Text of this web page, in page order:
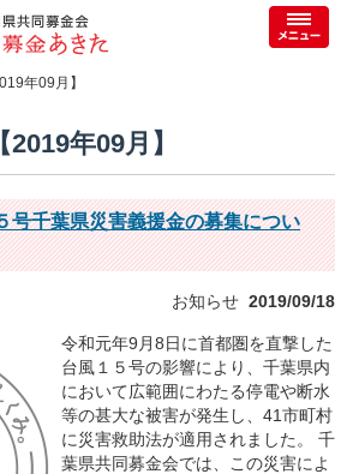
年09月】
年09月】
千葉県災害義援金の募集につい
お知らせ 2019/09/18
令和元年9月8日に首都圏を直撃した
台風１５号の影響により、千葉県内
において広範囲にわたる停電や断水
等の甚大な被害が発生し、41市町村
に災害救助法が適用されました。 千
葉県共同募金会では、この災害によ